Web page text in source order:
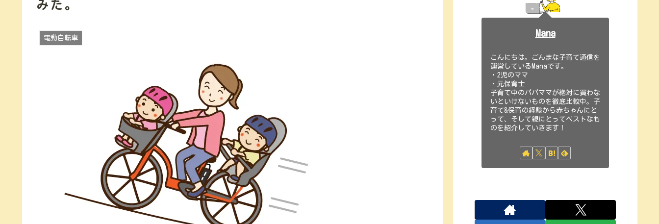
みた。
電動自転車 Mana
こんにちは。ごんまな子育て通信を
運営しているManaです。
・2児のママ
・元保育士
子育て中のパパママが絶対に買わな
いといけないものを徹底比較中。子
育て&保育の経験から赤ちゃんにと
って、そして親にとってベストなも
のを紹介していきます！